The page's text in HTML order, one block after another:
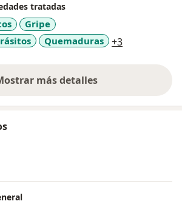
tratadas
Gripe
Quemaduras +3
más detalles
sobre la experiencia